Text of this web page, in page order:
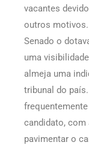
vacantes
outros
Senado o
uma
almeja uma
tribunal do
candidato,
pavimentar o